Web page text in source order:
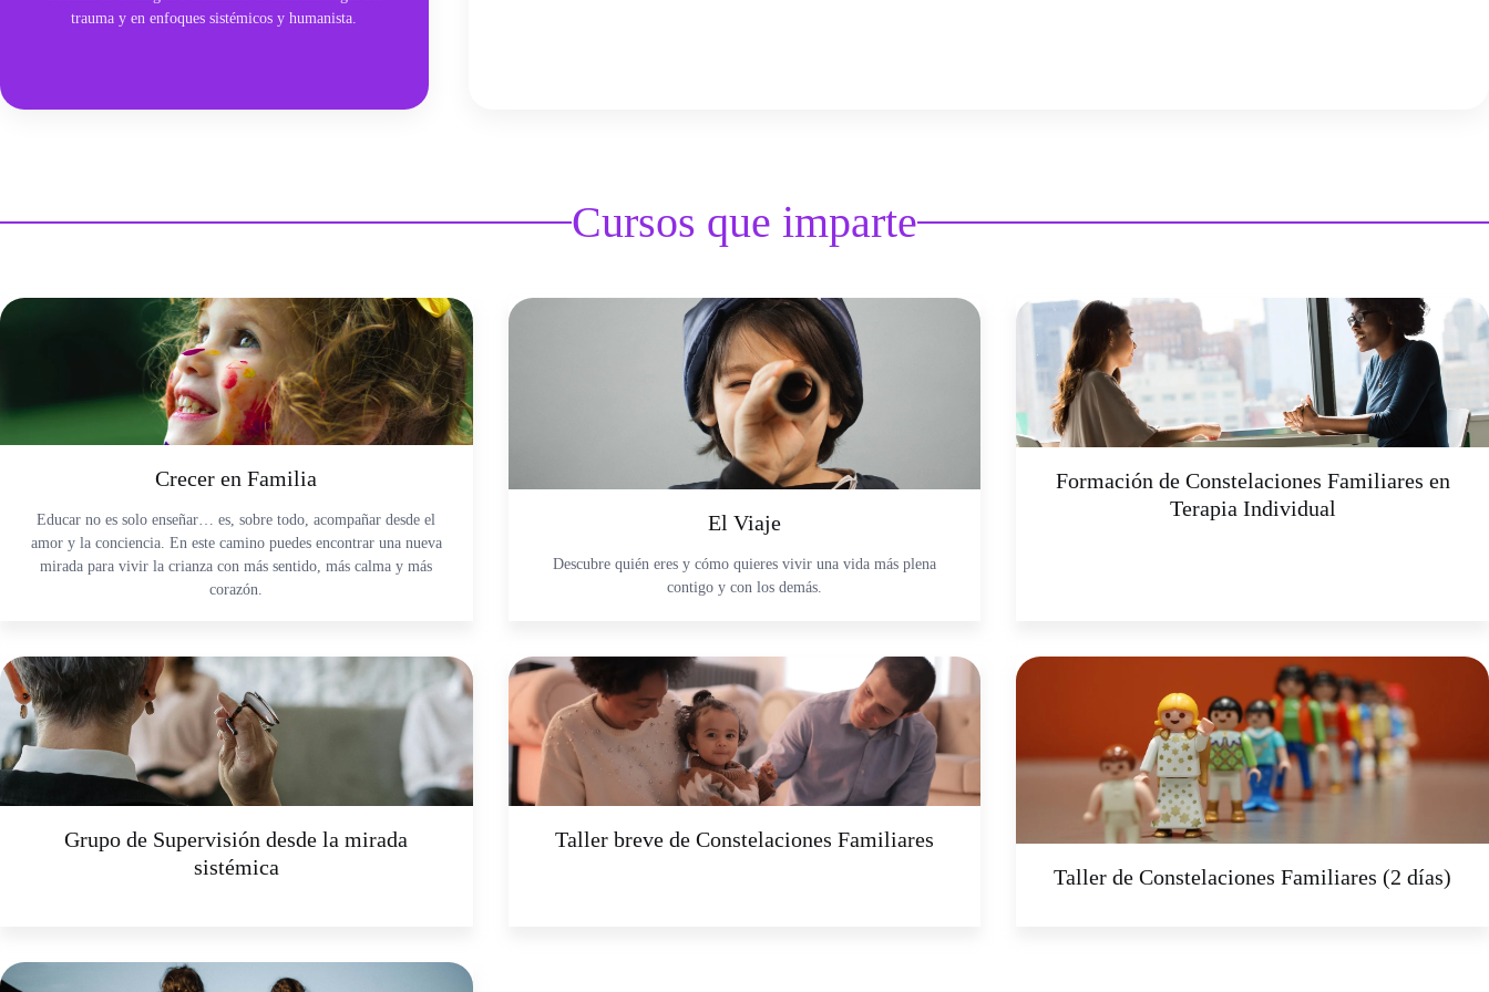
trauma y en enfoques sistémicos y humanista.
Cursos que imparte
Crecer en Familia
Educar no es solo enseñar… es, sobre todo, acompañar desde el
amor y la conciencia. En este camino puedes encontrar una nueva
mirada para vivir la crianza con más sentido, más calma y más
corazón.
El Viaje
Descubre quién eres y cómo quieres vivir una vida más plena
contigo y con los demás.
Formación de Constelaciones Familiares en
Terapia Individual
Grupo de Supervisión desde la mirada
sistémica
Taller breve de Constelaciones Familiares
Taller de Constelaciones Familiares (2 días)